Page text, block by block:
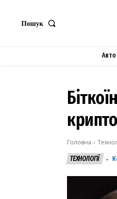
Пошук
Авто
Головна
ТЕХНОЛОГІЇ
-